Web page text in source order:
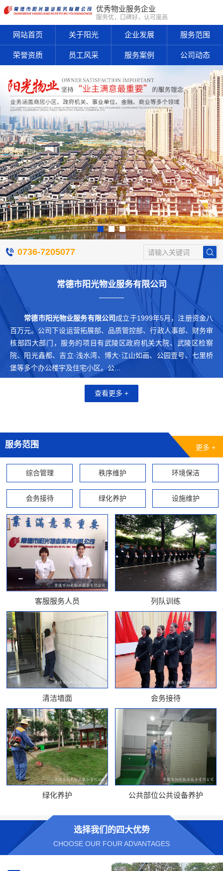
优秀物业服务企业
服务优，口碑好，认可度高
网站首页 关于阳光 企业发展 服务范围
荣誉资质 员工风采 服务案例 公司动态
0736-7205077 请输入关键词
常德市阳光物业服务有限公司
常德市阳光物业服务有限公司成立于1999年5月，注册资金八
百万元。公司下设运营拓展部、品质管控部、行政人事部、财务审
核部四大部门，服务的项目有武陵区政府机关大院、武陵区检察
院、阳光鑫都、吉立·浅水湾、博大·江山如画、公园壹号、七里桥
堡等多个办公楼宇及住宅小区。公...
查看更多 +
服务范围 更多 +
综合管理 秩序维护 环境保洁
会务接待 绿化养护 设施维护
客服服务人员 列队训练
清洁墙面 会务接待
绿化养护 公共部位公共设备养护
选择我们的四大优势
CHOOSE OUR FOUR ADVANTAGES